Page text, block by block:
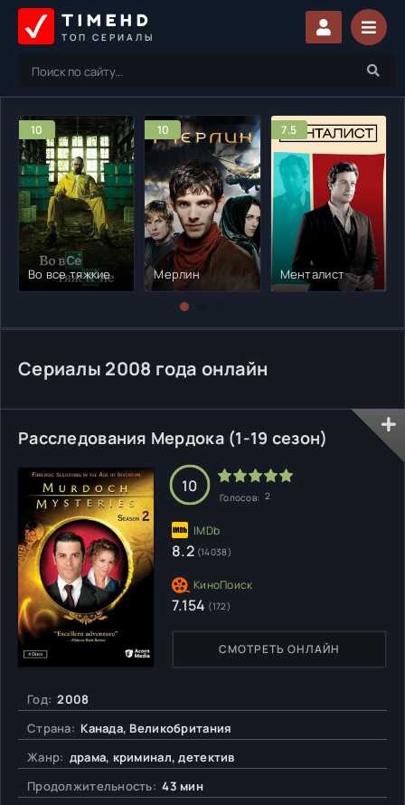
TIMEHD
ТОП СЕРИАЛЫ
10
Во все тяжкие
10
Мерлин
7.5
Менталист
Сериалы 2008 года онлайн
Расследования Мердока (1-19 сезон)
Год: 2008
Страна: Канада, Великобритания
Жанр: драма, криминал, детектив
Продолжительность: 43 мин
СМОТРЕТЬ ОНЛАЙН
10
Голосов: 2
8.2 (14038)
7.154 (172)